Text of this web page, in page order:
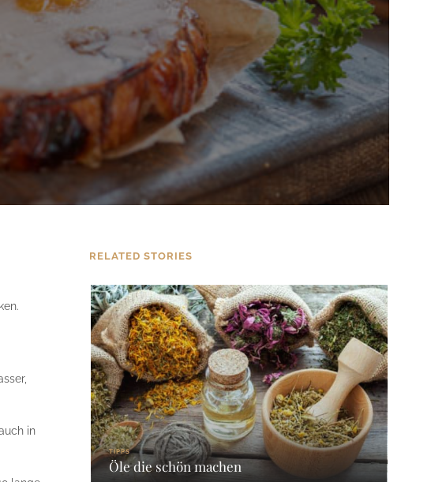
in
RELATED STORIES
TIPPS
Öle die schön machen